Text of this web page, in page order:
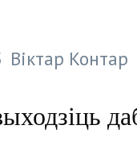
Віктар Контар